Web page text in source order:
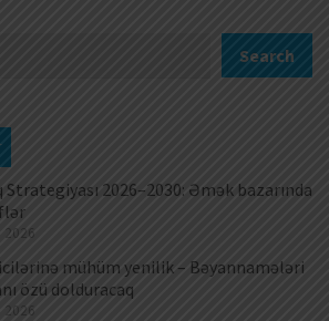
Search
Strategiyası 2026–2030: Əmək bazarında
mühüm yenilik – Bəyannamələri
özü dolduracaq